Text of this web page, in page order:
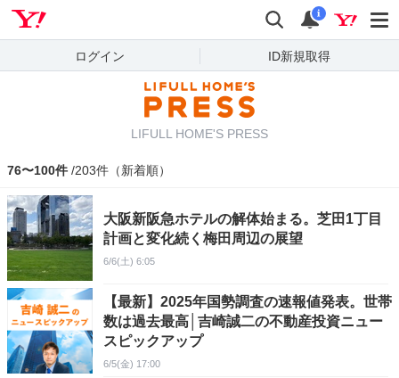
検索 通知
i
ログイン ID新規取得
LIFULL HOME'S PRESS
76〜100件 /203件（新着順）
大阪新阪急ホテルの解体始まる。芝田1丁目
計画と変化続く梅田周辺の展望
6/6(土) 6:05
【最新】2025年国勢調査の速報値発表。世帯
数は過去最高│吉崎誠二の不動産投資ニュー
スピックアップ
6/5(金) 17:00